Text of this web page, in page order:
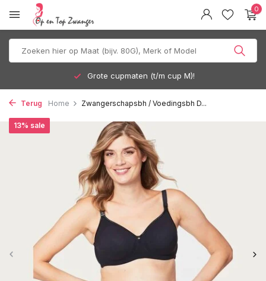
0
Grote cupmaten (t/m cup M)!
Terug Home Zwangerschapsbh / Voedingsbh D...
13% sale